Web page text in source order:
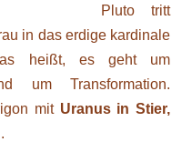
Pluto tritt
in das erdige kardinale
heißt, es geht um
um Transformation.
mit Uranus in Stier,